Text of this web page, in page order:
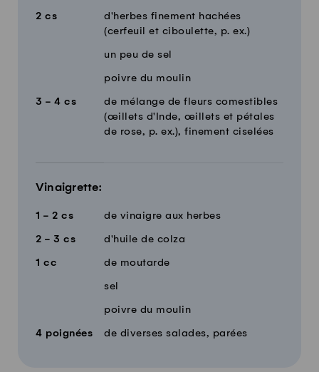
2 cs
d'herbes finement hachées
(cerfeuil et ciboulette, p. ex.)
un peu de sel
poivre du moulin
3 - 4 cs
de mélange de fleurs comestibles
(œillets d'Inde, œillets et pétales
de rose, p. ex.), finement ciselées
Vinaigrette:
1 - 2 cs de vinaigre aux herbes
2 - 3 cs d'huile de colza
1 cc de moutarde
sel
poivre du moulin
4 poignées de diverses salades, parées